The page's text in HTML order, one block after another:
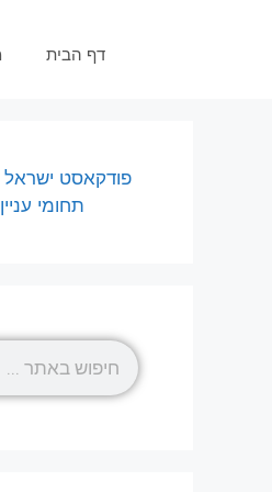
דף הבית
פודקאסט ישראל
תחומי עניין